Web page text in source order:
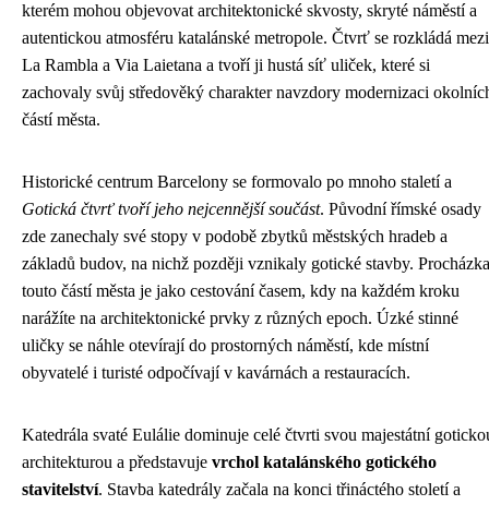
kterém mohou objevovat architektonické skvosty, skryté náměstí a
autentickou atmosféru katalánské metropole. Čtvrť se rozkládá mezi
La Rambla a Via Laietana a tvoří ji hustá síť uliček, které si
zachovaly svůj středověký charakter navzdory modernizaci
částí města.
Historické centrum Barcelony se formovalo po mnoho staletí a
Gotická čtvrť tvoří jeho nejcennější součást. Původní římské osady
zde zanechaly své stopy v podobě zbytků městských hradeb a
základů budov, na nichž později vznikaly gotické stavby. Procházka
touto částí města je jako cestování časem, kdy na každém kroku
narážíte na architektonické prvky z různých epoch. Úzké stinné
uličky se náhle otevírají do prostorných náměstí, kde místní
obyvatelé i turisté odpočívají v kavárnách a restauracích.
Katedrála svaté Eulálie dominuje celé čtvrti svou majestátní
architekturou a představuje vrchol katalánského gotického
stavitelství. Stavba katedrály začala na konci třináctého století a